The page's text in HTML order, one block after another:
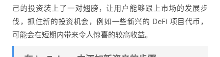
己的投资装上了一对翅膀，让用户能够跟上市场的发展步
伐，抓住新的投资机会，例如一些新兴的 DeFi 项目代币，
可能会在短期内带来令人惊喜的较高收益。